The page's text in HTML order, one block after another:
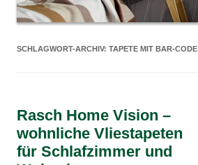
SCHLAGWORT-ARCHIV: TAPETE MIT BAR-CODE
Rasch Home Vision –
wohnliche Vliestapeten
für Schlafzimmer und